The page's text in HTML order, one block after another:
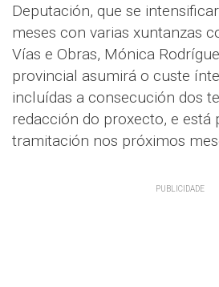
Deputación, que se
meses con varias xuntanzas
Vías e Obras, Mónica
provincial asumirá o custe
incluídas a consecución dos
redacción do proxecto, e está
tramitación nos próximos